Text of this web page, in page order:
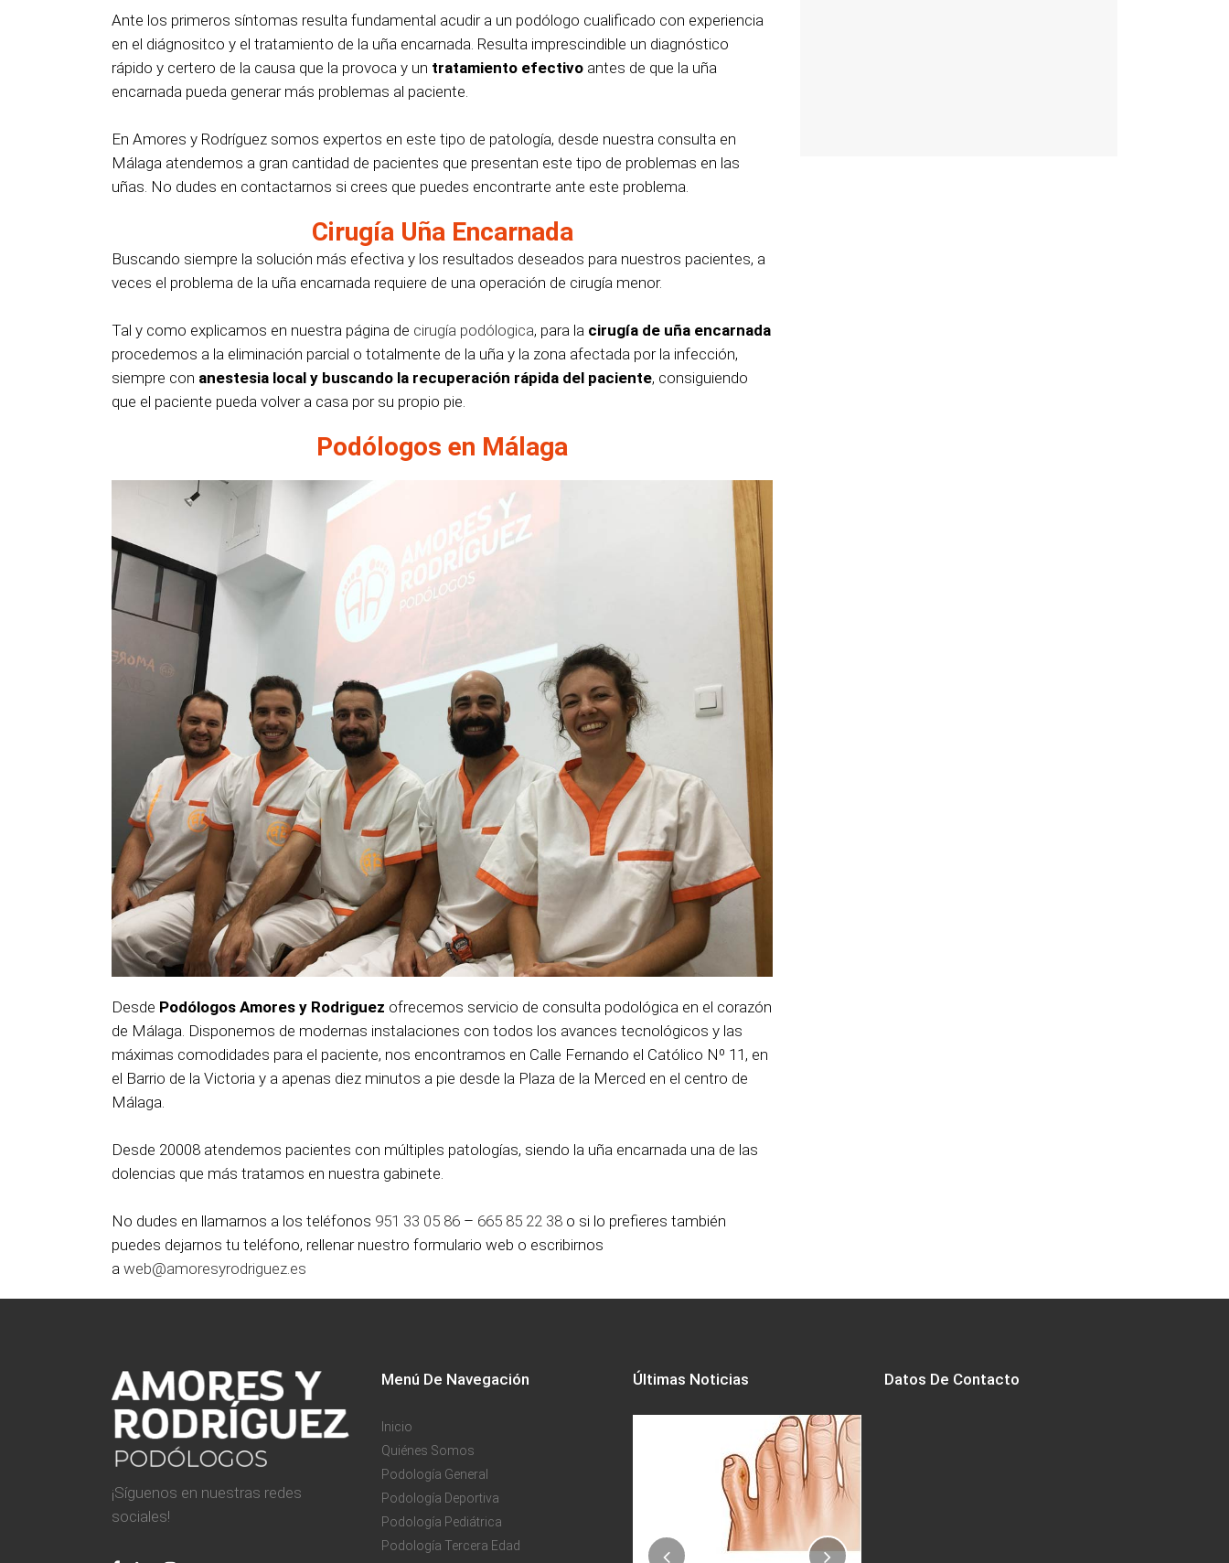
Ante los primeros síntomas resulta fundamental acudir a un podólogo cualificado con experiencia
en el diágnositco y el tratamiento de la uña encarnada. Resulta imprescindible un diagnóstico
rápido y certero de la causa que la provoca y un tratamiento efectivo antes de que la uña
encarnada pueda generar más problemas al paciente.
En Amores y Rodríguez somos expertos en este tipo de patología, desde nuestra consulta en
Málaga atendemos a gran cantidad de pacientes que presentan este tipo de problemas en las
uñas. No dudes en contactarnos si crees que puedes encontrarte ante este problema.
Cirugía Uña Encarnada
Buscando siempre la solución más efectiva y los resultados deseados para nuestros pacientes, a
veces el problema de la uña encarnada requiere de una operación de cirugía menor.
Tal y como explicamos en nuestra página de cirugía podólogica, para la cirugía de uña encarnada
procedemos a la eliminación parcial o totalmente de la uña y la zona afectada por la infección,
siempre con anestesia local y buscando la recuperación rápida del paciente, consiguiendo
que el paciente pueda volver a casa por su propio pie.
Podólogos en Málaga
Desde Podólogos Amores y Rodriguez ofrecemos servicio de consulta podológica en el corazón
de Málaga. Disponemos de modernas instalaciones con todos los avances tecnológicos y las
máximas comodidades para el paciente, nos encontramos en Calle Fernando el Católico Nº 11, en
el Barrio de la Victoria y a apenas diez minutos a pie desde la Plaza de la Merced en el centro de
Málaga.
Desde 20008 atendemos pacientes con múltiples patologías, siendo la uña encarnada una de las
dolencias que más tratamos en nuestra gabinete.
No dudes en llamarnos a los teléfonos 951 33 05 86 – 665 85 22 38 o si lo prefieres también
puedes dejarnos tu teléfono, rellenar nuestro formulario web o escribirnos
a web@amoresyrodriguez.es
¡Síguenos en nuestras redes
sociales!
Menú De Navegación
Inicio
Quiénes Somos
Podología General
Podología Deportiva
Podología Pediátrica
Podología Tercera Edad
Últimas Noticias Datos De Contacto